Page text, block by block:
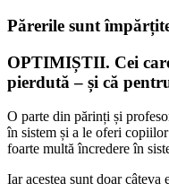
Părerile sunt
OPTIMIȘTII. Cei
pierdută – și că
O parte din părinți și
în sistem și a le oferi
foarte multă încredere în
Iar acestea sunt doar câteva